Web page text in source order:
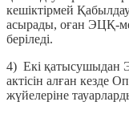
кешіктірмей
асырады, оған ЭЦҚ-
беріледі.
4) Екі қатысушыдан
актісін алған
жүйелеріне